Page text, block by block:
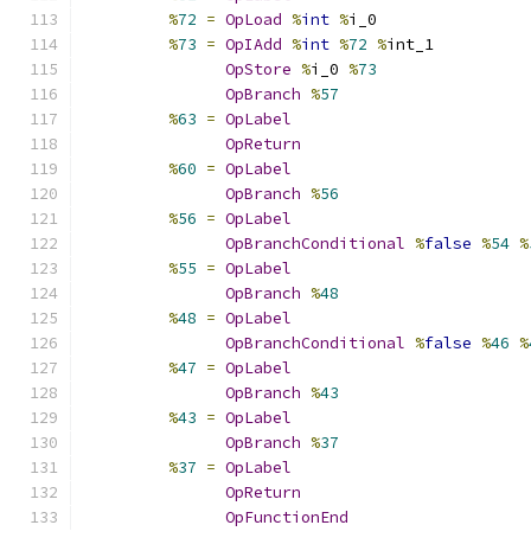
%72 = OpLoad %int %i_0
%73 = OpIAdd %int %72 %int_1
OpStore %i_0 %73
OpBranch %57
%63 = OpLabel
OpReturn
%60 = OpLabel
OpBranch %56
%56 = OpLabel
OpBranchConditional %false %54 %
%55 = OpLabel
OpBranch %48
%48 = OpLabel
OpBranchConditional %false %46 %
%47 = OpLabel
OpBranch %43
%43 = OpLabel
OpBranch %37
%37 = OpLabel
OpReturn
OpFunctionEnd